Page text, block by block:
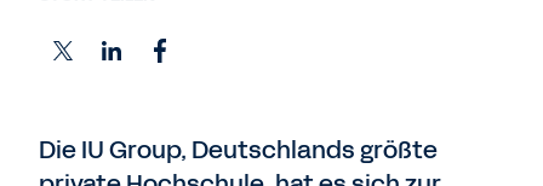
Die IU Group, Deutschlands größte